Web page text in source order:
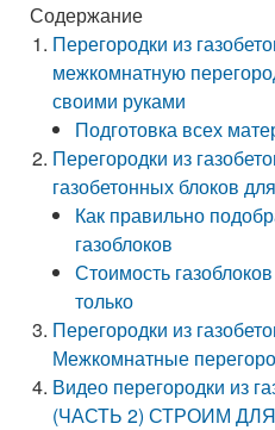
Содержание
Перегородки из
межкомнатную
своими руками
Подготовка всех
Перегородки из
газобетонных блоков
Как правильно
газоблоков
Стоимость
только
Перегородки из
Межкомнатные
Видео перегородки из
(ЧАСТЬ 2) СТРОИМ